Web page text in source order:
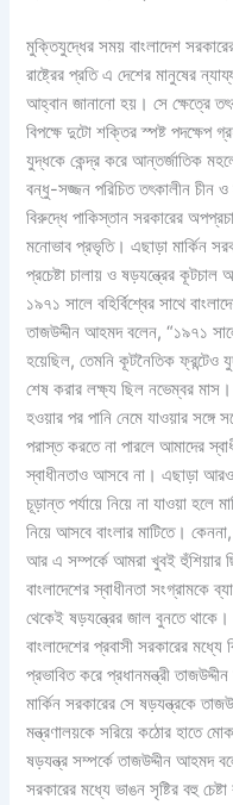
মুক্তিযুদ্ধের সময় বাংলাদেশ
রাষ্ট্রের প্রতি এ দেশের মানুষের
আহ্বান জানানো হয়। সে ক্ষেত্রে
বিপক্ষে দুটো শক্তির স্পষ্ট পদক্ষেপ
যুদ্ধকে কেন্দ্র করে আন্তর্জাতিক
বন্ধু-সজ্জন পরিচিত তৎকালীন চীন ও
বিরুদ্ধে পাকিস্তান সরকারের
মনোভাব প্রভৃতি। এছাড়া মার্কিন
প্রচেষ্টা চালায় ও ষড়যন্ত্রের কূটচাল
১৯৭১ সালে বহির্বিশ্বের সাথে
তাজউদ্দীন আহমদ বলেন, “১৯৭১
হয়েছিল, তেমনি কূটনৈতিক ফ্রন্টেও
শেষ করার লক্ষ্য ছিল নভেম্বর মাস।
হওয়ার পর পানি নেমে যাওয়ার সঙ্গে
পরাস্ত করতে না পারলে আমাদের
স্বাধীনতাও আসবে না। এছাড়া
চূড়ান্ত পর্যায়ে নিয়ে না যাওয়া হলে
নিয়ে আসবে বাংলার মাটিতে।
আর এ সম্পর্কে আমরা খুবই হুঁশিয়ার
বাংলাদেশের স্বাধীনতা সংগ্রামকে
থেকেই ষড়যন্ত্রের জাল বুনতে
বাংলাদেশের প্রবাসী সরকারের মধ্যে
প্রভাবিত করে প্রধানমন্ত্রী
মার্কিন সরকারের সে ষড়যন্ত্রকে
মন্ত্রণালয়কে সরিয়ে কঠোর হাতে
ষড়যন্ত্র সম্পর্কে তাজউদ্দীন আহমদ
সরকারের মধ্যে ভাঙন সৃষ্টির বহু